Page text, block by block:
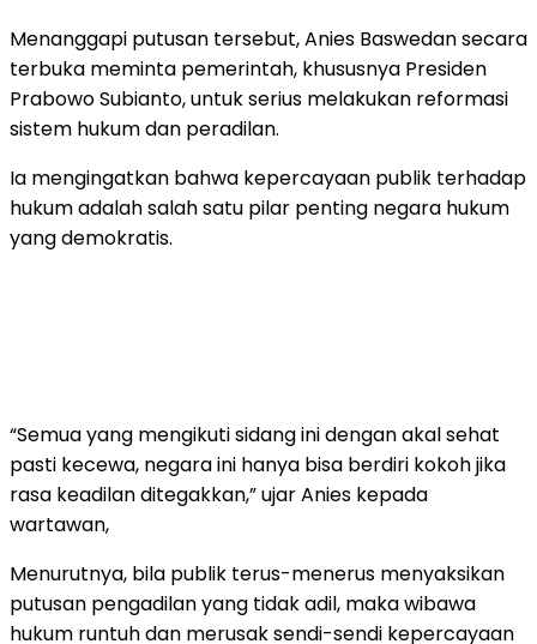
Menanggapi putusan tersebut, Anies Baswedan secara
terbuka meminta pemerintah, khususnya Presiden
Prabowo Subianto, untuk serius melakukan reformasi
sistem hukum dan peradilan.
Ia mengingatkan bahwa kepercayaan publik terhadap
hukum adalah salah satu pilar penting negara hukum
yang demokratis.
“Semua yang mengikuti sidang ini dengan akal sehat
pasti kecewa, negara ini hanya bisa berdiri kokoh jika
rasa keadilan ditegakkan,” ujar Anies kepada
wartawan,
Menurutnya, bila publik terus-menerus menyaksikan
putusan pengadilan yang tidak adil, maka wibawa
hukum runtuh dan merusak sendi-sendi kepercayaan